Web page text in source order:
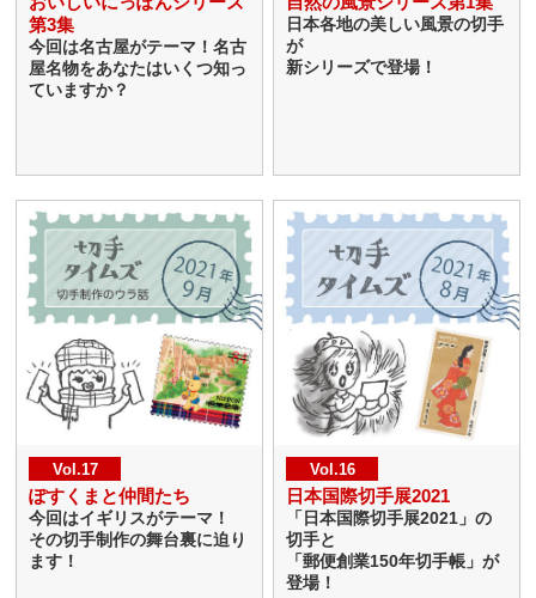
第3集
今回は名古屋がテーマ！名古
屋名物をあなたはいくつ知っ
ていますか？
日本各地の美しい風景の切手
が
新シリーズで登場！
Vol.17
ぽすくまと仲間たち
今回はイギリスがテーマ！
その切手制作の舞台裏に迫り
ます！
Vol.16
日本国際切手展2021
「日本国際切手展2021」の
切手と
「郵便創業150年切手帳」が
登場！